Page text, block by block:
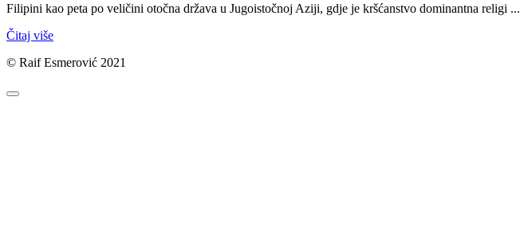
Filipini kao peta po veličini otočna država u Jugoistočnoj Aziji, gdje je kršćanstvo dominantna religi ...
Čitaj više
© Raif Esmerović 2021